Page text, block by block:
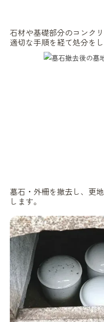
石材や基礎部分のコンク
適切な手順を経て処分をし
墓石・外柵を撤去し、更
します。